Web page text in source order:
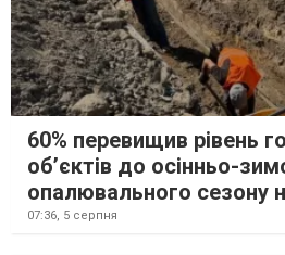
60% перевищив рівень
об’єктів до осінньо-
опалювального сезону
07:36, 5 серпня